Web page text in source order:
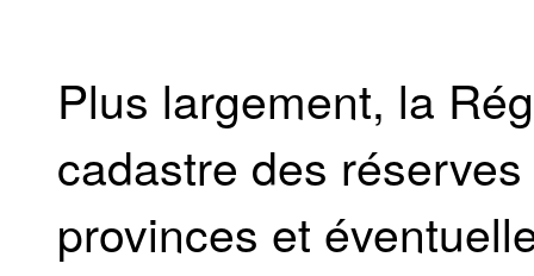
Plus largement, la
cadastre des
provinces et